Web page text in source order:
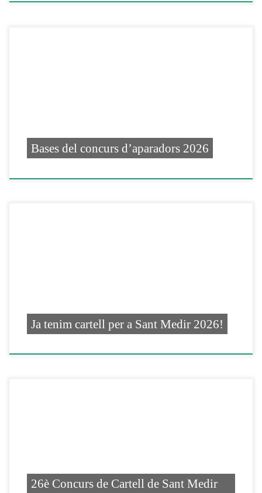
Bases del concurs d’aparadors 2026
Ja tenim cartell per a Sant Medir 2026!
26è Concurs de Cartell de Sant Medir